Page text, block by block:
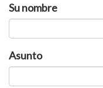
Su nombre
Asunto